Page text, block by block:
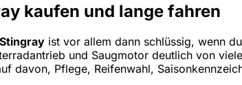
kaufen und lange fahren
ist vor allem dann schlüssig, wenn
und Saugmotor deutlich von
davon, Pflege, Reifenwahl,